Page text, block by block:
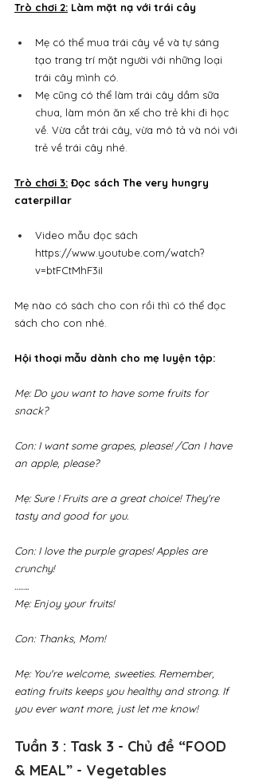
Trò chơi 2: Làm mặt nạ với trái cây
Mẹ có thể mua trái cây về và tự sáng
tạo trang trí mặt người với những loại
trái cây mình có.
Mẹ cũng có thể làm trái cây dầm sữa
chua, làm món ăn xế cho trẻ khi đi học
về. Vừa cắt trái cây, vừa mô tả và nói với
trẻ về trái cây nhé.
Trò chơi 3: Đọc sách The very hungry
caterpillar
Video mẫu đọc sách
https://www.youtube.com/watch?
v=btFCtMhF3iI
Mẹ nào có sách cho con rồi thì có thể đọc
sách cho con nhé.
Hội thoại mẫu dành cho mẹ luyện tập:
Mẹ: Do you want to have some fruits for
snack?
Con: I want some grapes, please! /Can I have
an apple, please?
Mẹ: Sure ! Fruits are a great choice! They're
tasty and good for you.
Con: I love the purple grapes! Apples are
crunchy!
……..
Mẹ: Enjoy your fruits!
Con: Thanks, Mom!
Mẹ: You're welcome, sweeties. Remember,
eating fruits keeps you healthy and strong. If
you ever want more, just let me know!
Tuần 3 : Task 3 - Chủ đề “FOOD
& MEAL” - Vegetables